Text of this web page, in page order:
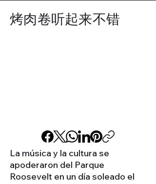
烤肉卷听起来不错
La música y la cultura se
apoderaron del Parque
Roosevelt en un día soleado el